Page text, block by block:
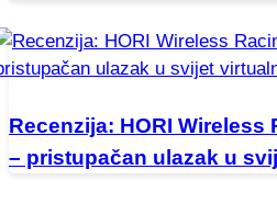
Recenzija: HORI Wireless
– pristupačan ulazak u